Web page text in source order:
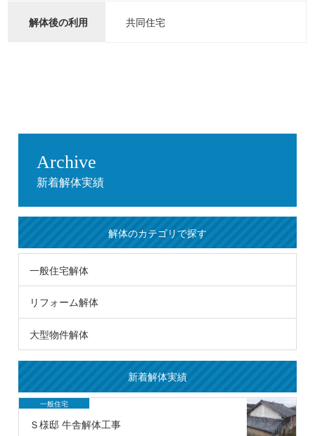
解体後の利用 共同住宅
Archive
新着解体実績
解体のカテゴリで探す
一般住宅解体
リフォーム解体
大型物件解体
新着解体実績
一般住宅
Ｓ様邸 牛舎解体工事